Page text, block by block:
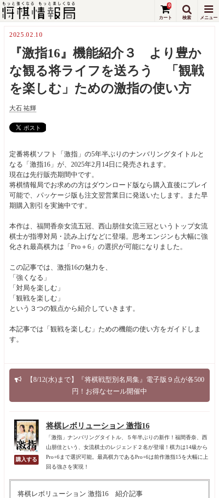
0
2025.02.10
『激指16』機能紹介３ より豊か
な観る将ライフを送ろう 「観戦
を楽しむ」ための激指の使い方
大石 祐輝
定番将棋ソフト「激指」の5年半ぶりのナンバリングタイトルと
なる「激指16」が、2025年2月14日に発売されます。
現在は先行販売期間中です。
将棋情報局でお求めの方はダウンロード版なら購入直後にプレイ
可能で、パッケージ版も注文翌営業日に発送いたします。また早
期購入割引を実施中です。
本作は、福間香奈女流五冠、西山朋佳女流三冠というトップ女流
棋士が指導対局・読み上げなどに登場。思考エンジンも大幅に強
化され最高棋力は「Pro＋6」の選択が可能になりました。
この記事では、激指16の魅力を、
「強くなる」
「対局を楽しむ」
「観戦を楽しむ」
という３つの観点から紹介していきます。
本記事では「観戦を楽しむ」ための機能の使い方をガイドしま
す。
【8/12(水)まで】『将棋戦型別名局集』電子版９点が各500
円！お得なセール開催中
将棋レボリューション 激指16
「激指」ナンバリングタイトル、５年半ぶりの新作！福間香奈、西
山朋佳という、女流棋士のレジェンド２名が登場！棋力は14級から
Pro+6まで選択可能。最高棋力であるPro+6は前作激指15を大幅に上
回る強さを実現！
将棋レボリューション 激指16 紹介記事